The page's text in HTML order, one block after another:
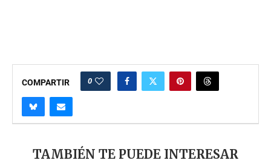
COMPARTIR 0
TAMBIÉN TE PUEDE INTERESAR